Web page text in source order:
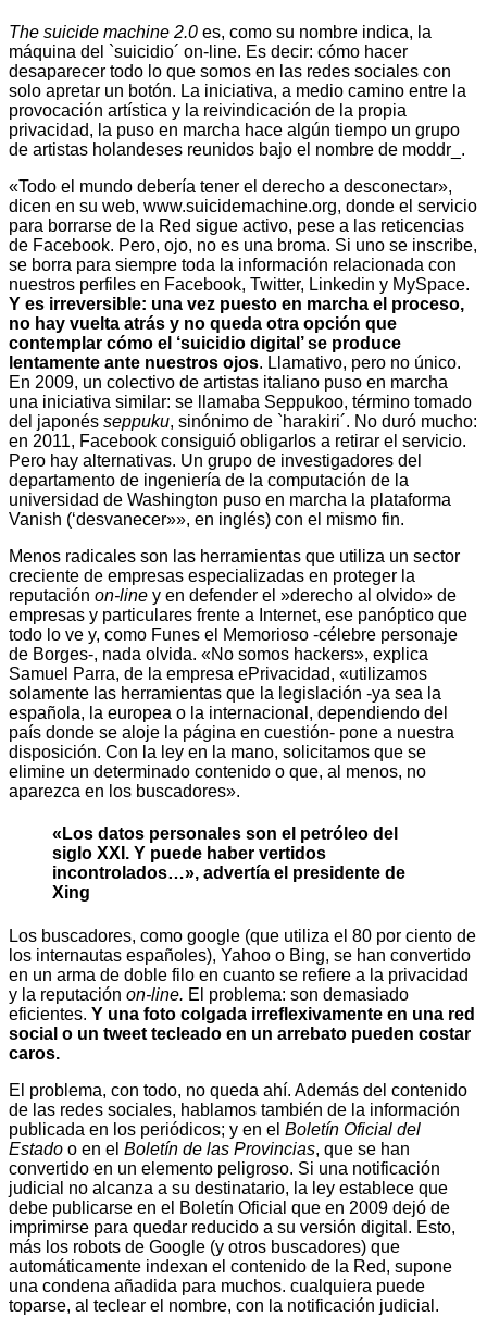
The suicide machine 2.0 es, como su nombre indica, la
máquina del `suicidio´ on-line. Es decir: cómo hacer
desaparecer todo lo que somos en las redes sociales con
solo apretar un botón. La iniciativa, a medio camino entre la
provocación artística y la reivindicación de la propia
privacidad, la puso en marcha hace algún tiempo un grupo
de artistas holandeses reunidos bajo el nombre de moddr_.
«Todo el mundo debería tener el derecho a desconectar»,
dicen en su web, www.suicidemachine.org, donde el servicio
para borrarse de la Red sigue activo, pese a las reticencias
de Facebook. Pero, ojo, no es una broma. Si uno se inscribe,
se borra para siempre toda la información relacionada con
nuestros perfiles en Facebook, Twitter, Linkedin y MySpace.
Y es irreversible: una vez puesto en marcha el proceso,
no hay vuelta atrás y no queda otra opción que
contemplar cómo el ‘suicidio digital’ se produce
lentamente ante nuestros ojos. Llamativo, pero no único.
En 2009, un colectivo de artistas italiano puso en marcha
una iniciativa similar: se llamaba Seppukoo, término tomado
del japonés seppuku, sinónimo de `harakiri´. No duró mucho:
en 2011, Facebook consiguió obligarlos a retirar el servicio.
Pero hay alternativas. Un grupo de investigadores del
departamento de ingeniería de la computación de la
universidad de Washington puso en marcha la plataforma
Vanish (‘desvanecer»», en inglés) con el mismo fin.
Menos radicales son las herramientas que utiliza un sector
creciente de empresas especializadas en proteger la
reputación on-line y en defender el »derecho al olvido» de
empresas y particulares frente a Internet, ese panóptico que
todo lo ve y, como Funes el Memorioso -célebre personaje
de Borges-, nada olvida. «No somos hackers», explica
Samuel Parra, de la empresa ePrivacidad, «utilizamos
solamente las herramientas que la legislación -ya sea la
española, la europea o la internacional, dependiendo del
país donde se aloje la página en cuestión- pone a nuestra
disposición. Con la ley en la mano, solicitamos que se
elimine un determinado contenido o que, al menos, no
aparezca en los buscadores».
«Los datos personales son el petróleo del
siglo XXI. Y puede haber vertidos
incontrolados…», advertía el presidente de
Xing
Los buscadores, como google (que utiliza el 80 por ciento de
los internautas españoles), Yahoo o Bing, se han convertido
en un arma de doble filo en cuanto se refiere a la privacidad
y la reputación on-line. El problema: son demasiado
eficientes. Y una foto colgada irreflexivamente en una red
social o un tweet tecleado en un arrebato pueden costar
caros.
El problema, con todo, no queda ahí. Además del contenido
de las redes sociales, hablamos también de la información
publicada en los periódicos; y en el Boletín Oficial del
Estado o en el Boletín de las Provincias, que se han
convertido en un elemento peligroso. Si una notificación
judicial no alcanza a su destinatario, la ley establece que
debe publicarse en el Boletín Oficial que en 2009 dejó de
imprimirse para quedar reducido a su versión digital. Esto,
más los robots de Google (y otros buscadores) que
automáticamente indexan el contenido de la Red, supone
una condena añadida para muchos. cualquiera puede
toparse, al teclear el nombre, con la notificación judicial.